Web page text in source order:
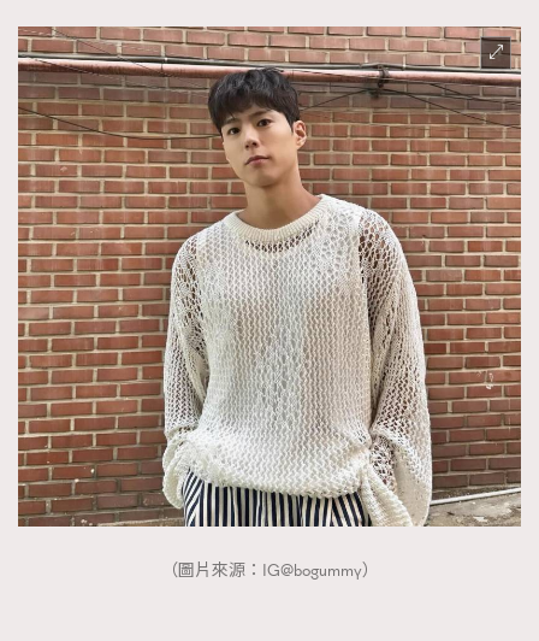
（圖片來源：IG@bogummy）